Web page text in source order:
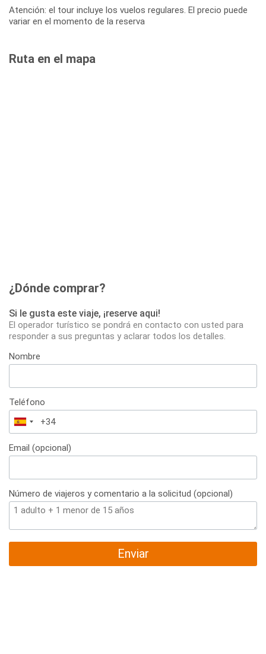
Atención: el tour incluye los vuelos regulares. El precio puede
variar en el momento de la reserva
Ruta en el mapa
¿Dónde comprar?
Si le gusta este viaje, ¡reserve aqui!
El operador turístico se pondrá en contacto con usted para
responder a sus preguntas y aclarar todos los detalles.
Nombre
Teléfono
España
+34
Email (opcional)
Número de viajeros y comentario a la solicitud (opcional)
Enviar